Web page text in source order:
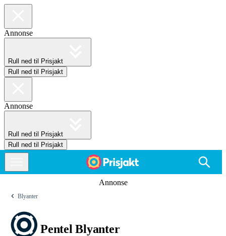
Annonse
Rull ned til Prisjakt
Rull ned til Prisjakt
Annonse
Rull ned til Prisjakt
Rull ned til Prisjakt
Annonse
Blyanter
Pentel Blyanter